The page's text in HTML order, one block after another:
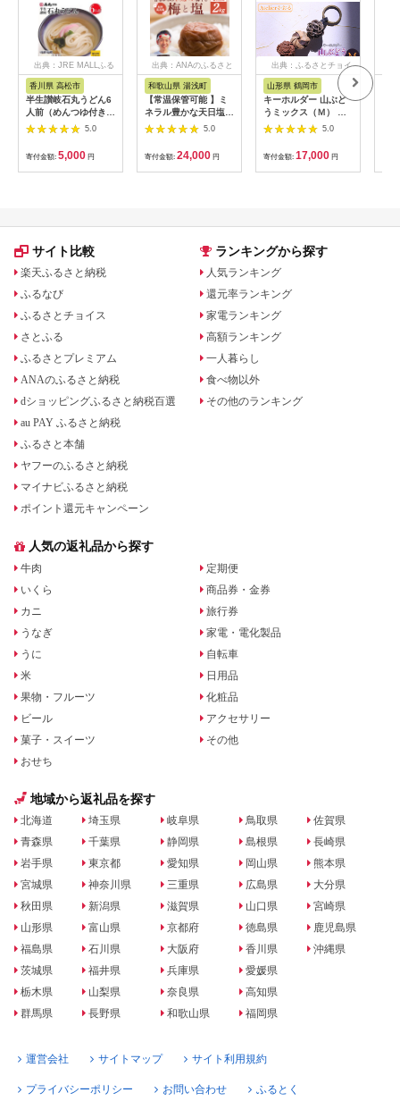
出典：JRE MALLふる
さと納税
香川県 高松市
半生讃岐石丸うどん6
人前（めんつゆ付き）
麺300g×2袋
5.0
寄付金額: 5,000 円
出典：ANAのふるさと
和歌山県 湯浅町
【常温保管可能 】ミ
ネラル豊かな天日塩だ
けで漬けた無添加梅干
し2kg 梅ボーイズ｜
B201_EP6024
5.0
寄付金額: 24,000 円
出典：ふるさとチョイ
山形県 鶴岡市
キーホルダー 山ぶど
うミックス（Ｍ） 山
形県鶴岡市 アトリエ
かおる | 山葡萄 雑貨
キーホルダー ギフト
贈り物 お取り寄せ 返
礼品
5.0
寄付金額: 17,000 円
サイト比較
楽天ふるさと納税
ふるなび
ふるさとチョイス
さとふる
ふるさとプレミアム
ANAのふるさと納税
dショッピングふるさと納税百選
au PAY ふるさと納税
ふるさと本舗
ヤフーのふるさと納税
マイナビふるさと納税
ポイント還元キャンペーン
ランキングから探す
人気ランキング
還元率ランキング
家電ランキング
高額ランキング
一人暮らし
食べ物以外
その他のランキング
人気の返礼品から探す
牛肉
いくら
カニ
うなぎ
うに
米
果物・フルーツ
ビール
菓子・スイーツ
おせち
定期便
商品券・金券
旅行券
家電・電化製品
自転車
日用品
化粧品
アクセサリー
その他
地域から返礼品を探す
北海道
青森県
岩手県
宮城県
秋田県
山形県
福島県
茨城県
栃木県
群馬県
埼玉県
千葉県
東京都
神奈川県
新潟県
富山県
石川県
福井県
山梨県
長野県
岐阜県
静岡県
愛知県
三重県
滋賀県
京都府
大阪府
兵庫県
奈良県
和歌山県
鳥取県
島根県
岡山県
広島県
山口県
徳島県
香川県
愛媛県
高知県
福岡県
佐賀県
長崎県
熊本県
大分県
宮崎県
鹿児島県
沖縄県
運営会社 サイトマップ サイト利用規約
プライバシーポリシー お問い合わせ ふるとく